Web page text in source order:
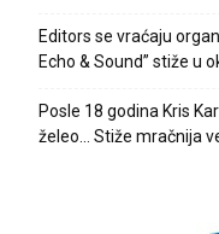
Editors se vraćaju
Echo & Sound” stiže u
Posle 18 godina Kris
želeo… Stiže mračnija